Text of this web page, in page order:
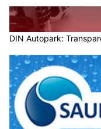
DIN Autopark: